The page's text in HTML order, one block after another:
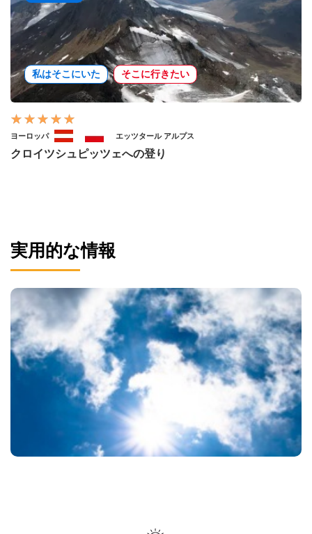
私はそこにいた そこに行きたい
ヨーロッパ エッツタール アルプス
クロイツシュピッツェへの登り
実用的な情報